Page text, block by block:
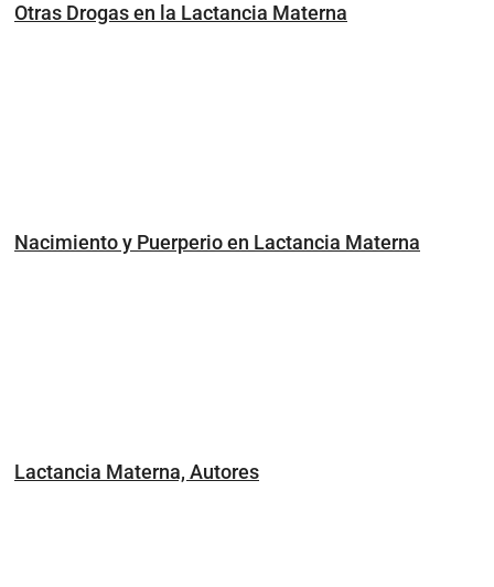
Otras Drogas en la Lactancia Materna
Nacimiento y Puerperio en Lactancia Materna
Lactancia Materna, Autores